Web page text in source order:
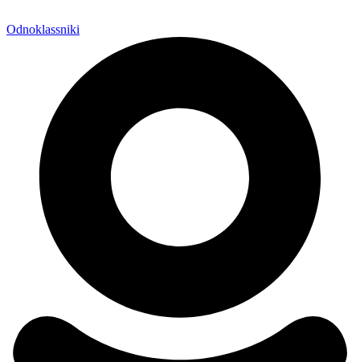
Odnoklassniki